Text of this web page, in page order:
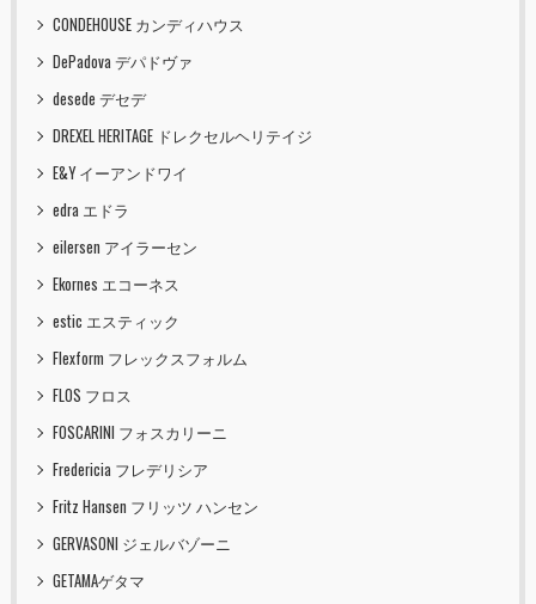
CONDEHOUSE カンディハウス
DePadova デパドヴァ
desede デセデ
DREXEL HERITAGE ドレクセルヘリテイジ
E&Y イーアンドワイ
edra エドラ
eilersen アイラーセン
Ekornes エコーネス
estic エスティック
Flexform フレックスフォルム
FLOS フロス
FOSCARINI フォスカリーニ
Fredericia フレデリシア
Fritz Hansen フリッツ ハンセン
GERVASONI ジェルバゾーニ
GETAMAゲタマ